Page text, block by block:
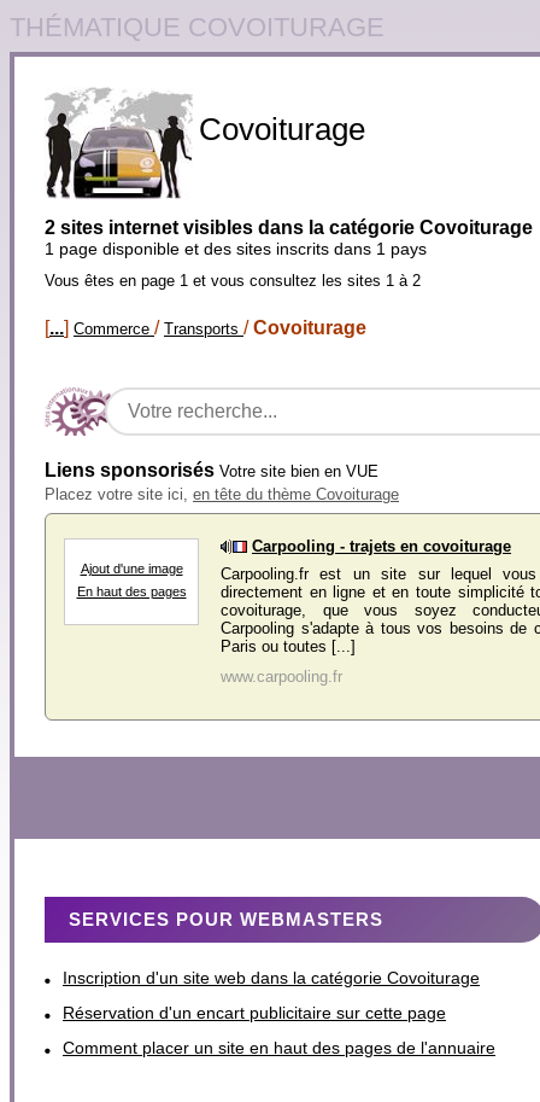
THÉMATIQUE COVOITURAGE
Covoiturage
2 sites internet visibles dans la catégorie Covoiturage
1 page disponible et des sites inscrits dans 1 pays
Vous êtes en page 1 et vous consultez les sites 1 à 2
[...] Commerce / Transports /Covoiturage
Liens sponsorisés Votre site bien en VUE
Placez votre site ici, en tête du thème Covoiturage
Ajout d'une image
En haut des pages
Carpooling - trajets en covoiturage
Carpooling.fr est un site sur lequel vous
directement en ligne et en toute simplicité
covoiturage, que vous soyez
Carpooling s'adapte à tous vos besoins de
Paris ou toutes [...]
www.carpooling.fr
SERVICES POUR WEBMASTERS
Inscription d'un site web dans la catégorie Covoiturage
Réservation d'un encart publicitaire sur cette page
Comment placer un site en haut des pages de l'annuaire